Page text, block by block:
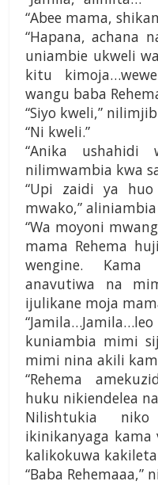
“Abee mama,
“Hapana, achana
uniambie ukweli
kitu
wangu baba
“Siyo kweli,”
“Ni kweli.”
“Anika ushahidi
nilimwambia kwa
“Upi zaidi ya huo
mwako,”
“Wa moyoni
mama Rehema
wengine.
anavutiwa na
ijulikane moja
kuniambia mimi
mimi nina akili
“Rehema
huku nikiendelea
Nilishtukia
ikinikanyaga kama
kalikokuwa
“Baba